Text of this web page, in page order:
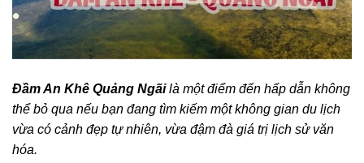
Đầm An Khê Quảng Ngãilà một điểm đến hấp dẫn không
thể bỏ qua nếu bạn đang tìm kiếm một không gian du lịch
vừa có cảnh đẹp tự nhiên, vừa đậm đà giá trị lịch sử văn
hóa.